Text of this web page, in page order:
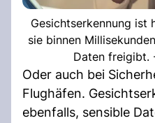
Gesichtserkennung ist
sie binnen
Daten freigibt.
Oder auch bei
Flughäfen.
ebenfalls, sensible